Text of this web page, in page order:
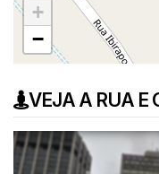
+
−
VEJA A RUA E